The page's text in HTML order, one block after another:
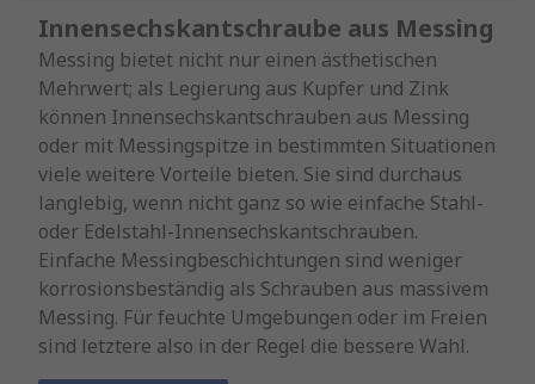
Innensechskantschraube aus Messing
Messing bietet nicht nur einen ästhetischen
Mehrwert; als Legierung aus Kupfer und Zink
können Innensechskantschrauben aus Messing
oder mit Messingspitze in bestimmten Situationen
viele weitere Vorteile bieten. Sie sind durchaus
langlebig, wenn nicht ganz so wie einfache Stahl-
oder Edelstahl-Innensechskantschrauben.
Einfache Messingbeschichtungen sind weniger
korrosionsbeständig als Schrauben aus massivem
Messing. Für feuchte Umgebungen oder im Freien
sind letztere also in der Regel die bessere Wahl.